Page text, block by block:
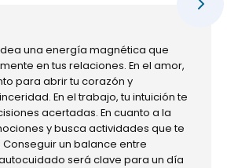
una energía magnética que
en tus relaciones. En el amor,
para abrir tu corazón y
En el trabajo, tu intuición te
acertadas. En cuanto a la
y busca actividades que te
un balance entre
será clave para un día